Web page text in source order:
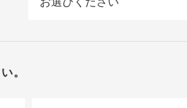
。